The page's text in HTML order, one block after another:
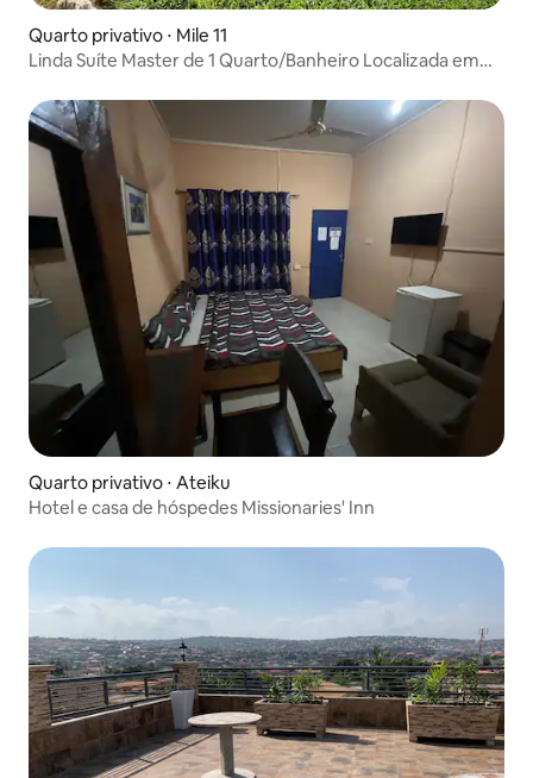
Quarto privativo ⋅ Mile 11
Linda Suíte Master de 1 Quarto/Banheiro Localizada em
Quarto privativo ⋅ Ateiku
Hotel e casa de hóspedes Missionaries' Inn